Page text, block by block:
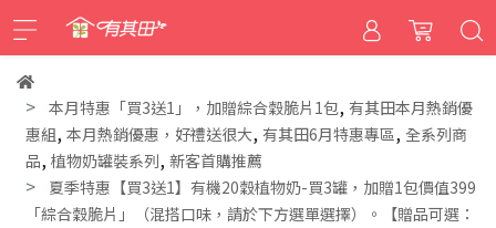
本月特惠「買3送1」，加贈綜合穀脆片1包, 有其田本月熱銷優
惠組, 本月熱銷優惠，好禮送很大, 有其田6月特惠專區, 全系列商
品, 植物奶罐裝系列, 新客首購推薦
夏季特惠【買3送1】有機20穀植物奶-買3罐，加贈1包價值399
「綜合穀脆片」（混搭口味，請於下方選單選擇）。【贈品可選：